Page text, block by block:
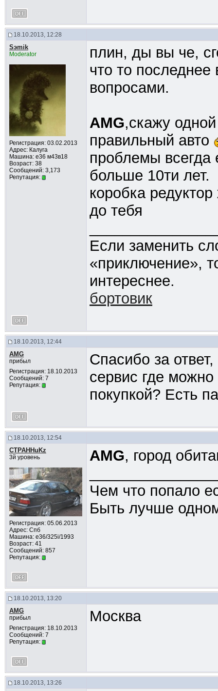
18.10.2013, 12:28
Sэmik
Moderator
Регистрация: 03.02.2013
Адрес: Калуга
Машина: е36 м43в18
Возраст: 38
Сообщений: 3,173
Репутация:
плин, ды вы че,
что то
вопросами.
AMG,скажу
правильный авто
проблемы всегда
больше 10ти лет.
коробка
до тебя
Если заменить
«приключение»,
интереснее.
бортовик
18.10.2013, 12:44
AMG
прибыл
Регистрация: 18.10.2013
Сообщений: 7
Репутация:
Спасибо за
сервис где
покупкой? Есть
18.10.2013, 12:54
CTPAHHuKz
3й уровень
Регистрация: 05.06.2013
Адрес: Спб
Машина: e36/325i/1993
Возраст: 41
Сообщений: 857
Репутация:
AMG, город
Чем что попало
Быть лучше
18.10.2013, 13:20
AMG
прибыл
Регистрация: 18.10.2013
Сообщений: 7
Репутация:
Москва
18.10.2013, 13:26